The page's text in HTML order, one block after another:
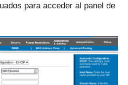
para acceder al panel de